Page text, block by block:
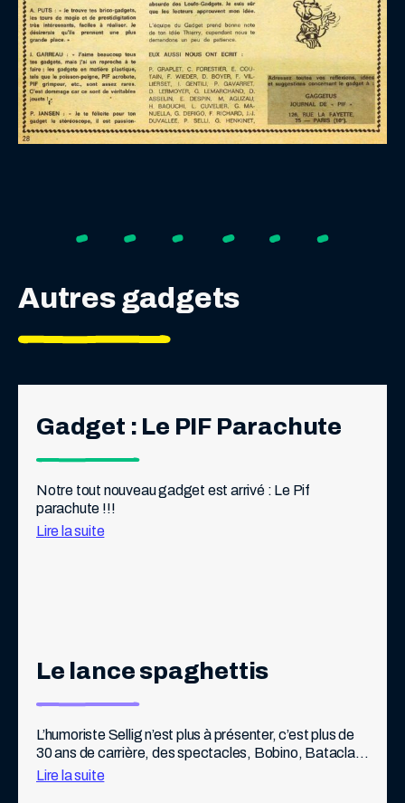
Autres gadgets
Gadget : Le PIF Parachute
Notre tout nouveau gadget est arrivé : Le Pif
parachute !!!
Lire la suite
Le lance spaghettis
L’humoriste Sellig n’est plus à présenter, c’est plus de
30 ans de carrière, des spectacles, Bobino, Bataclan,
Olympia, mais aussi 7 romans, 1 album de BD, 50
Lire la suite